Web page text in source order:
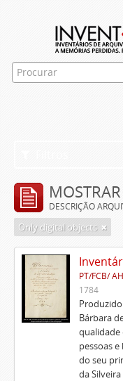
DESCRIÇÃO
Only digital objects
PT/FCB/
1784
Bárbara
qualidade
pessoas
do seu
da